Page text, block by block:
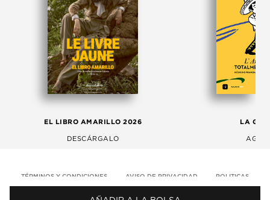
EL LIBRO AMARILLO 2026
DESCÁRGALO
LA
TÉRMINOS Y CONDICIONES AVISO DE PRIVACIDAD POLITICAS